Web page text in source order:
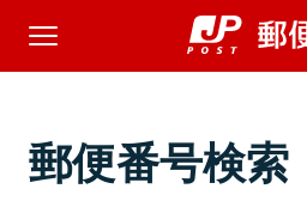
郵便番号検索